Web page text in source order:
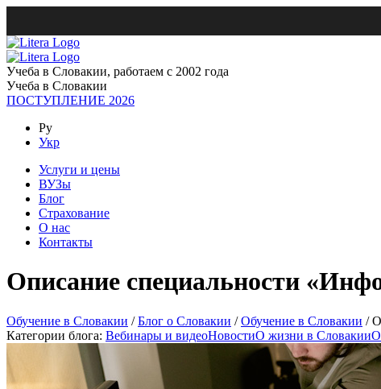
Учеба в Словакии, работаем с 2002 года
Учеба в Словакии
ПОСТУПЛЕНИЕ 2026
Ру
Укр
Услуги и цены
ВУЗы
Блог
Страхование
О нас
Контакты
Описание специальности
Обучение в Словакии /Блог о Словакии /Обучение в Словакии /
Категории блога: Вебинары и видеоНовостиО жизни в Словакии